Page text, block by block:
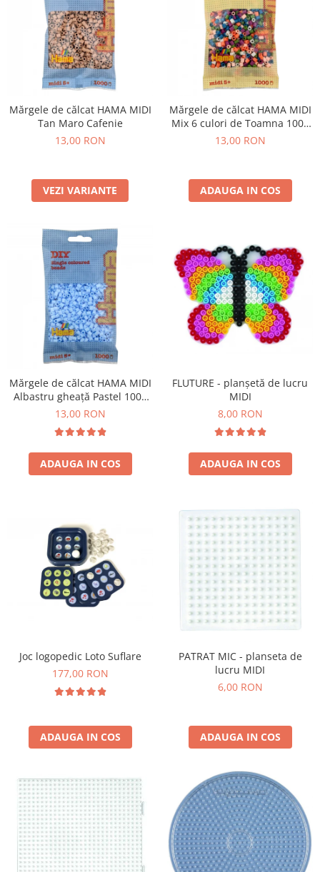
Mărgele de călcat HAMA MIDI
Tan Maro Cafenie
13,00 RON
VEZI VARIANTE
Mărgele de călcat HAMA MIDI
Mix 6 culori de Toamna 1000
buc în punguliță
13,00 RON
ADAUGA IN COS
Mărgele de călcat HAMA MIDI
Albastru gheață Pastel 1000
buc în punguliță
13,00 RON
ADAUGA IN COS
FLUTURE - planșetă de lucru
MIDI
8,00 RON
ADAUGA IN COS
Joc logopedic Loto Suflare
177,00 RON
ADAUGA IN COS
PATRAT MIC - planseta de
lucru MIDI
6,00 RON
ADAUGA IN COS